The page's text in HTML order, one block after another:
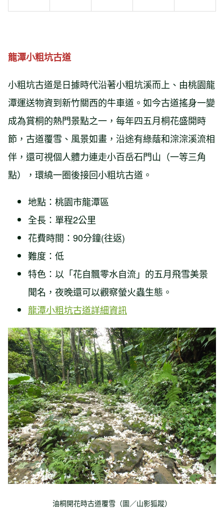
龍潭小粗坑古道
小粗坑古道是日據時代沿著小粗坑溪而上、由桃園龍
潭運送物資到新竹關西的牛車道。如今古道搖身一變
成為賞桐的熱門景點之一，每年四五月桐花盛開時
節，古道覆雪、風景如畫，沿途有綠蔭和淙淙溪流相
伴，還可視個人體力連走小百岳石門山（一等三角
點），環繞一圈後接回小粗坑古道。
地點：桃園市龍潭區
全長：單程2公里
花費時間：90分鐘(往返)
難度：低
特色：以「花自飄零水自流」的五月飛雪美景
聞名，夜晚還可以觀察螢火蟲生態。
龍潭小粗坑古道詳細資訊
油桐開花時古道覆雪（圖／山影狐蹤）